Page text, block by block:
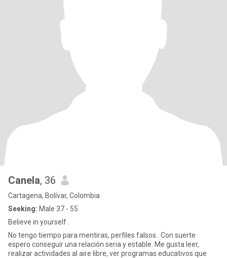
Canela, 36
Cartagena, Bolívar, Colombia
Seeking: Male 37 - 55
Believe in yourself .
No tengo tiempo para mentiras, perfiles falsos.. Con suerte
espero conseguir una relación seria y estable. Me gusta leer,
realizar actividades al aire libre, ver programas educativos que